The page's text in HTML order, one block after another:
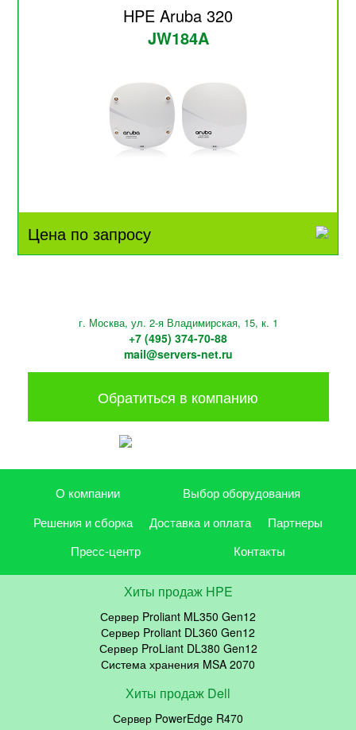
HPE Aruba 320
JW184A
Цена по запросу
г. Москва, ул. 2-я Владимирская, 15, к. 1
+7 (495) 374-70-88
mail@servers-net.ru
Обратиться в компанию
О компании
Выбор оборудования
Решения и сборка
Доставка и оплата
Партнеры
Пресс-центр
Контакты
Хиты продаж HPE
Сервер Proliant ML350 Gen12
Сервер Proliant DL360 Gen12
Сервер ProLiant DL380 Gen12
Система хранения MSA 2070
Хиты продаж Dell
Сервер PowerEdge R470